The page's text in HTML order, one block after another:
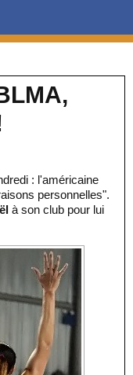
: l'américaine
personnelles".
à son club pour lui